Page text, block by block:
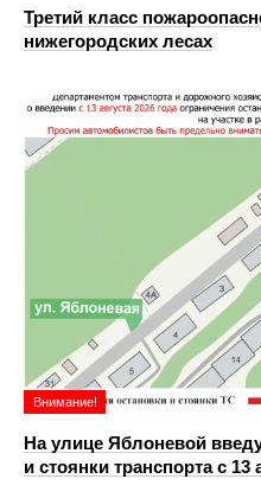
Третий класс
нижегородских лесах
Внимание!
На улице Яблоневой
и стоянки транспорта с 13